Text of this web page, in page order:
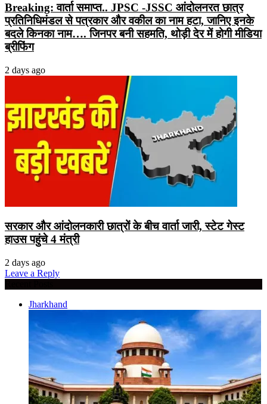
Breaking: वार्ता समाप्त.. JPSC -JSSC आंदोलनरत छात्र
प्रतिनिधिमंडल से पत्रकार और वकील का नाम हटा, जानिए इनके
बदले किनका नाम…. जिनपर बनी सहमति, थोड़ी देर में होगी मीडिया
ब्रीफिंग
2 days ago
सरकार और आंदोलनकारी छात्रों के बीच वार्ता जारी, स्टेट गेस्ट
हाउस पहुंचे 4 मंत्री
2 days ago
Leave a Reply
Jharkhand